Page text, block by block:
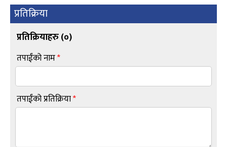
प्रतिक्रिया
प्रतिक्रियाहरु (०)
तपाईंको नाम*
तपाईंको प्रतिक्रिया*